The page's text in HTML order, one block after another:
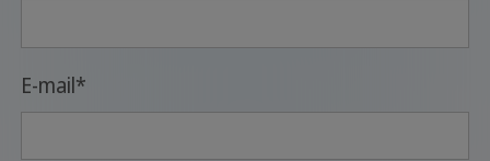
E-mail*